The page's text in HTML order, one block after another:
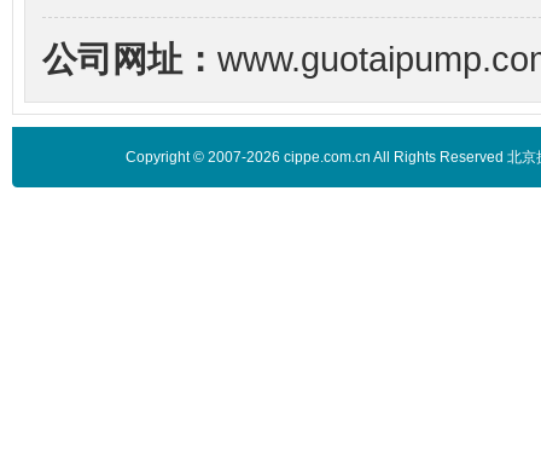
公司网址：
Copyright © 2007-2026 cippe.com.cn All Rights Reserved